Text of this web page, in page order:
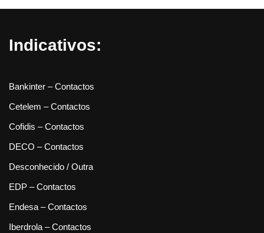
Indicativos:
Bankinter – Contactos
Cetelem – Contactos
Cofidis – Contactos
DECO – Contactos
Desconhecido / Outra
EDP – Contactos
Endesa – Contactos
Iberdrola – Contactos